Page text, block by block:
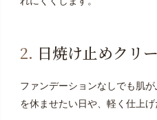
2. 日焼け止めクリ
ファンデーションなしでも肌が
を休ませたい日や、軽く仕上げ